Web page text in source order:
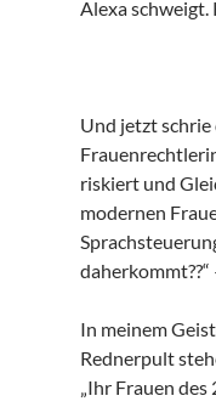
Alexa
Und jetzt
riskiert und
modernen
In meinem
Rednerpult
„Ihr Frauen